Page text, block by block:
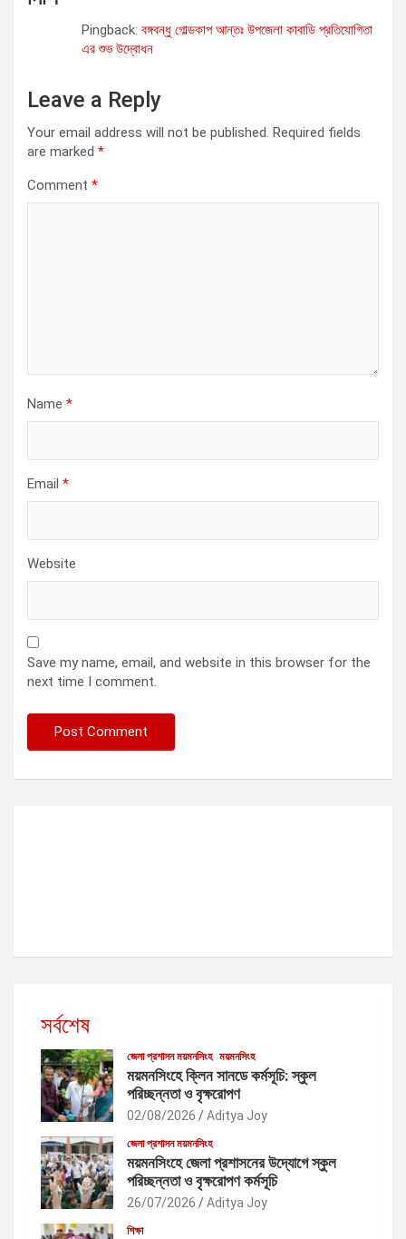
Pingback: বঙ্গবন্ধু গোল্ডকাপ আন্তঃ উপজেলা কাবাডি প্রতিযোগিতা
এর শুভ উদ্বোধন
Leave a Reply
Your email address will not be published. Required fields
are marked *
Comment *
Name *
Email *
Website
Save my name, email, and website in this browser for the
next time I comment.
সর্বশেষ
জেলা প্রশাসন ময়মনসিংহ ময়মনসিংহ
ময়মনসিংহে ক্লিন সানডে কর্মসূচি: স্কুল
পরিচ্ছন্নতা ও বৃক্ষরোপণ
02/08/2026 Aditya Joy
জেলা প্রশাসন ময়মনসিংহ
ময়মনসিংহে জেলা প্রশাসনের উদ্যোগে স্কুল
পরিচ্ছন্নতা ও বৃক্ষরোপণ কর্মসূচি
26/07/2026 Aditya Joy
শিক্ষা